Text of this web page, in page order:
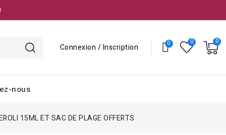
Connexion / Inscription
nous
15ML ET SAC DE PLAGE OFFERTS